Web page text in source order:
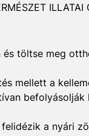
ILLATAI
töltse meg
mellett a
befolyásolják
a nyári